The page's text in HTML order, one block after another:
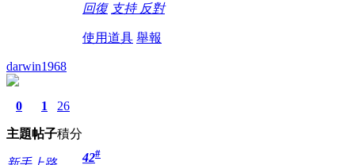
回復 支持 反對
使用道具 舉報
darwin1968
0
主題
1
帖子
26
積分
42#